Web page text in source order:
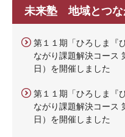
未来塾 地域とつな
第１１期「ひろしま『
ながり課題解決コース
日）を開催しました
第１１期「ひろしま『
ながり課題解決コース
日）を開催しました